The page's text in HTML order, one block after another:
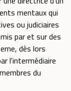
mentaux qui
ou judiciaires
par et sur des
dès lors
l'intermédiaire
du